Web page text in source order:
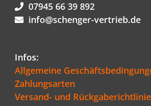
07945 66 39 892
info@schenger-vertrieb.de
Infos:
Allgemeine
Zahlungsarten
Versand- und